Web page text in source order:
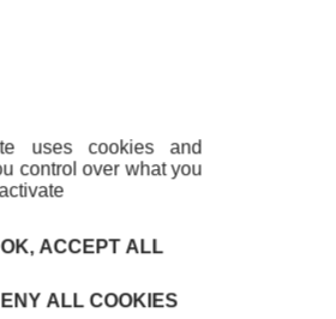
entreprises soutenues
uses cookies and
control over what you
OK, ACCEPT ALL
ALL COOKIES